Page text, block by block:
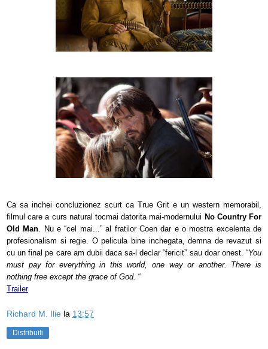
Ca sa inchei concluzionez scurt ca True Grit e un western memorabil,
filmul care a curs natural tocmai datorita mai-modernului No Country For
Old Man . Nu e “cel mai...” al fratilor Coen dar e o mostra excelenta de
profesionalism si regie. O pelicula bine inchegata, demna de revazut si
cu un final pe care am dubii daca sa-l declar “fericit” sau doar onest. “You
must pay for everything in this world, one way or another. There is
nothing free except the grace of God. “
Trailer
Richard M. Ilie la 13:57
Distribuiți